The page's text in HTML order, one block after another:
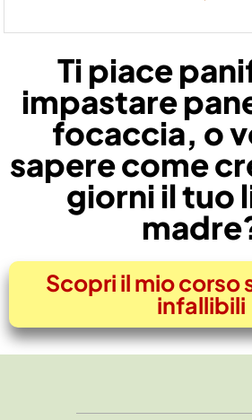
Ti piace
impastare
focaccia, o
sapere come
giorni il tuo
Scopri il mio corso
infallibili